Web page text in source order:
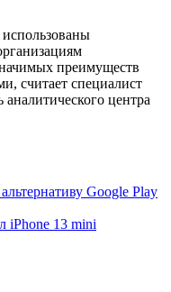
преимуществ
считает специалист
аналитического центра
Google Play
iPhone 13 mini